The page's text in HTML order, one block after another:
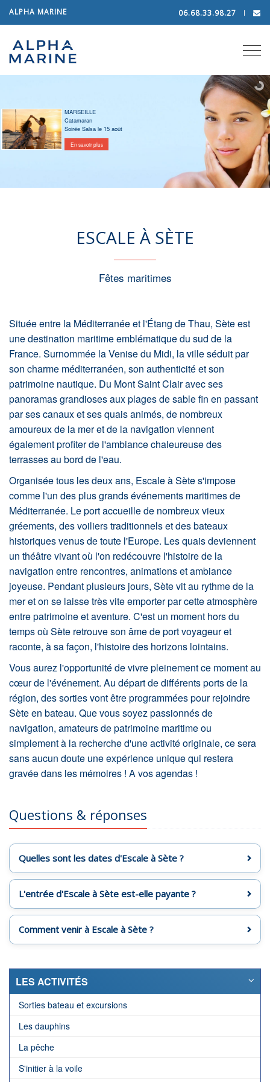
ALPHA MARINE 06.68.33.98.27
MARSEILLE
Catamaran
Soirée Salsa le 15 août
En savoir plus
ESCALE À SÈTE
Fêtes maritimes
Située entre la Méditerranée et l'Étang de Thau, Sète est
une destination maritime emblématique du sud de la
France. Surnommée la Venise du Midi, la ville séduit par
son charme méditerranéen, son authenticité et son
patrimoine nautique. Du Mont Saint Clair avec ses
panoramas grandioses aux plages de sable fin en passant
par ses canaux et ses quais animés, de nombreux
amoureux de la mer et de la navigation viennent
également profiter de l'ambiance chaleureuse des
terrasses au bord de l'eau.
Organisée tous les deux ans, Escale à Sète s'impose
comme l'un des plus grands événements maritimes de
Méditerranée. Le port accueille de nombreux vieux
gréements, des voiliers traditionnels et des bateaux
historiques venus de toute l'Europe. Les quais deviennent
un théâtre vivant où l'on redécouvre l'histoire de la
navigation entre rencontres, animations et ambiance
joyeuse. Pendant plusieurs jours, Sète vit au rythme de la
mer et on se laisse très vite emporter par cette atmosphère
entre patrimoine et aventure. C'est un moment hors du
temps où Sète retrouve son âme de port voyageur et
raconte, à sa façon, l'histoire des horizons lointains.
Vous aurez l'opportunité de vivre pleinement ce moment au
cœur de l'événement. Au départ de différents ports de la
région, des sorties vont être programmées pour rejoindre
Sète en bateau. Que vous soyez passionnés de
navigation, amateurs de patrimoine maritime ou
simplement à la recherche d'une activité originale, ce sera
sans aucun doute une expérience unique qui restera
gravée dans les mémoires ! A vos agendas !
Questions & réponses
Quelles sont les dates d'Escale à Sète ?
L'entrée d'Escale à Sète est-elle payante ?
Comment venir à Escale à Sète ?
LES ACTIVITÉS
Sorties bateau et excursions
Les dauphins
La pêche
S'initier à la voile